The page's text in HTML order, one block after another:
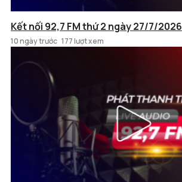
Kết nối 92,7 FM thứ 2 ngày 27/7/2026
10 ngày trước 177 lượt xem